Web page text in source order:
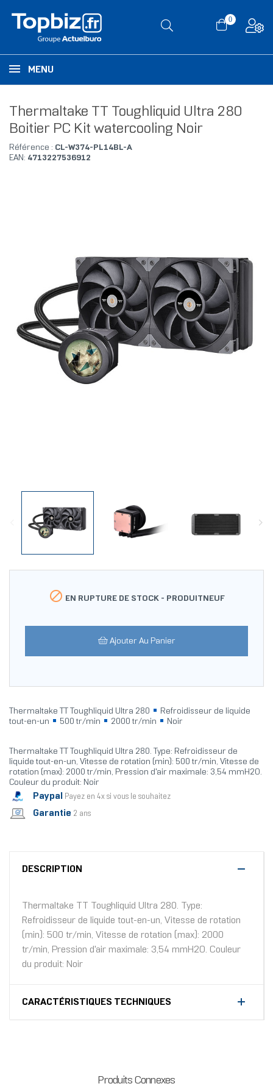
0
MENU
Thermaltake TT Toughliquid Ultra 280
Boitier PC Kit watercooling Noir
Référence : CL-W374-PL14BL-A
EAN: 4713227536912
 EN RUPTURE DE STOCK - PRODUITNEUF
Ajouter Au Panier
Thermaltake TT Toughliquid Ultra 280
Refroidisseur de liquide
tout-en-un
500 tr/min 2000 tr/min Noir
Thermaltake TT Toughliquid Ultra 280. Type: Refroidisseur de
liquide tout-en-un, Vitesse de rotation (min): 500 tr/min, Vitesse de
rotation (max): 2000 tr/min, Pression d'air maximale: 3,54 mmH2O.
Couleur du produit: Noir
Paypal Payez en 4x si vous le souhaitez
Garantie 2 ans
DESCRIPTION
Thermaltake TT Toughliquid Ultra 280. Type:
Refroidisseur de liquide tout-en-un, Vitesse de rotation
(min): 500 tr/min, Vitesse de rotation (max): 2000
tr/min, Pression d'air maximale: 3,54 mmH2O. Couleur
du produit: Noir
CARACTÉRISTIQUES TECHNIQUES
Produits Connexes